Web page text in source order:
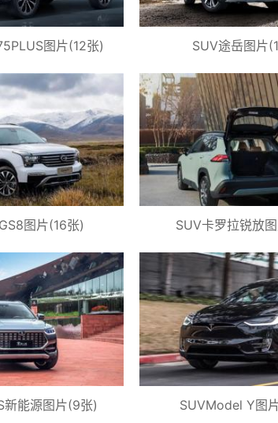
图片(12张) SUV途岳图片
图片(16张) SUV卡罗拉锐放
新能源图片(9张) SUVModel Y图